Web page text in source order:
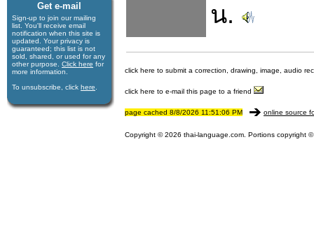
Get e-mail
Sign-up to join our mail­ing
list. You'll receive e­mail
notification when this site is
updated. Your privacy is
guaran­teed; this list is not
sold, shared, or used for any
other purpose. Click here for
more infor­mation.
To unsubscribe, click here
น.
click here to submit a correction, drawing, image, audio
click here to e-mail this page to a friend
page cached 8/8/2026 11:51:06 PM online source
Copyright © 2026 thai-language.com. Portions copyright